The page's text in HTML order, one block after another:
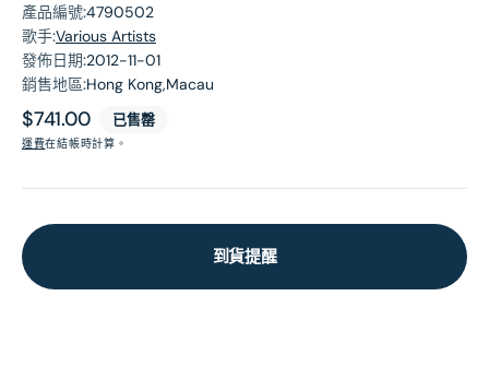
產品編號:4790502
歌手:Various Artists
發佈日期:2012-11-01
銷售地區:Hong Kong,Macau
原
價
$741.00 已售罄
運費在結帳時計算。
到貨提醒